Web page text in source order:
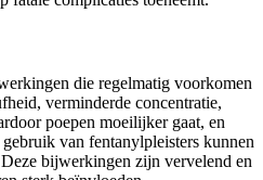
die regelmatig voorkomen
verminderde concentratie,
poepen moeilijker gaat, en
van fentanylpleisters kunnen
bijwerkingen zijn vervelend en